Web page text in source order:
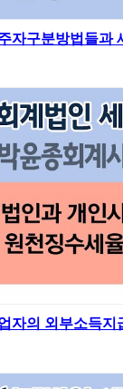
자구분방법들과
자의 외부소득